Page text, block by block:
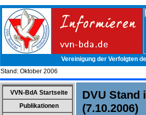
Vereinigung der Verfolgten
Stand: Oktober 2006
VVN-BdA Startseite
Publikationen
DVU Stand
(7.10.2006)